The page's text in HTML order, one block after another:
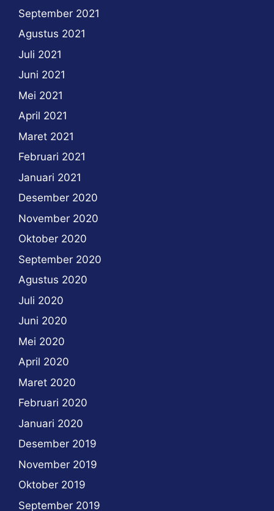
September 2021
Agustus 2021
Juli 2021
Juni 2021
Mei 2021
April 2021
Maret 2021
Februari 2021
Januari 2021
Desember 2020
November 2020
Oktober 2020
September 2020
Agustus 2020
Juli 2020
Juni 2020
Mei 2020
April 2020
Maret 2020
Februari 2020
Januari 2020
Desember 2019
November 2019
Oktober 2019
September 2019